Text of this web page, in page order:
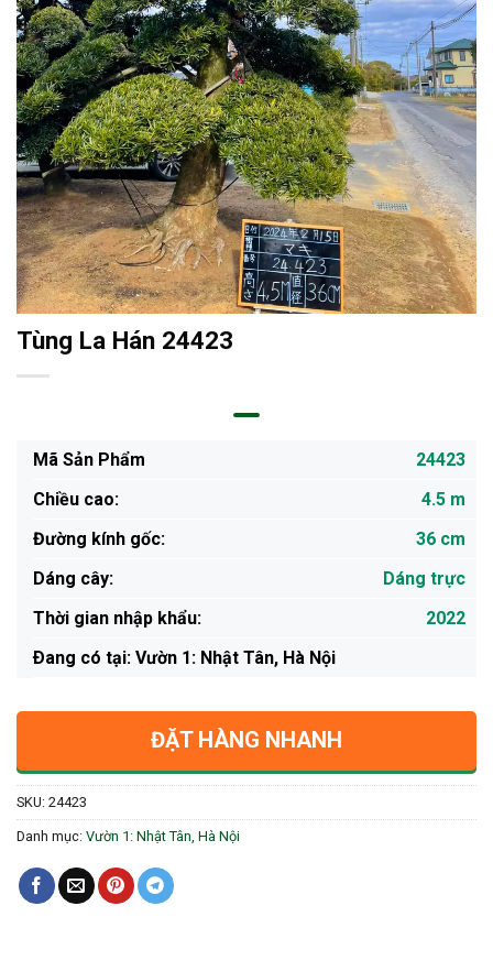
Tùng La Hán 24423
Mã Sản Phẩm
24423
Chiều cao:
4.5 m
Đường kính gốc:
36 cm
Dáng cây:
Dáng trực
Thời gian nhập khẩu:
2022
Ðang có tại: Vườn 1: Nhật Tân, Hà Nội
ĐẶT HÀNG NHANH
SKU: 24423
Danh mục: Vườn 1: Nhật Tân, Hà Nội